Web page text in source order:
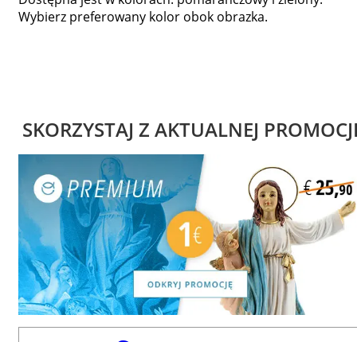
Wybierz preferowany kolor obok obrazka.
SKORZYSTAJ Z AKTUALNEJ